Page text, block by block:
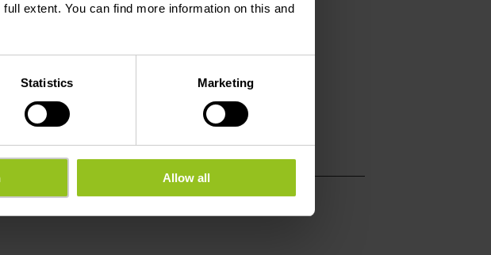
extent. You can find more information on this and
Statistics Marketing
Allow all
+352 99 36 17
https://www.camping.lu/de/cam
ping/camping-st-hubert-harlang
e